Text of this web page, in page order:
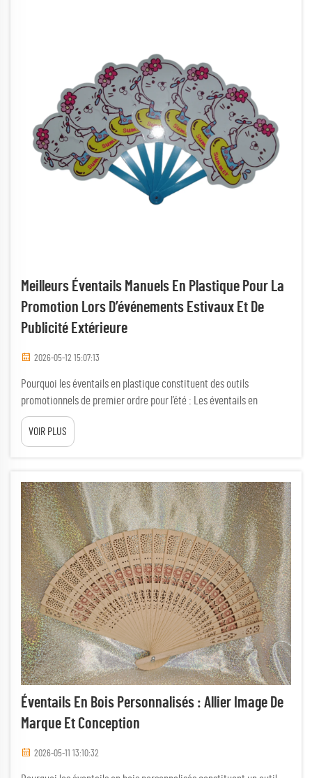
Meilleurs Éventails Manuels En Plastique Pour La
Promotion Lors D’événements Estivaux Et De
Publicité Extérieure
2026-05-12 15:07:13
Pourquoi les éventails en plastique constituent des outils
promotionnels de premier ordre pour l’été : Les éventails en
plastique procurent un soulagement immédiat contre la chaleur
estivale tout en servant de supports de marquage à haute visibilité.
Leur conception ultra-portable garantit qu’ils seront utilisés par les
VOIR PLUS
Éventails En Bois Personnalisés : Allier Image De
Marque Et Conception
2026-05-11 13:10:32